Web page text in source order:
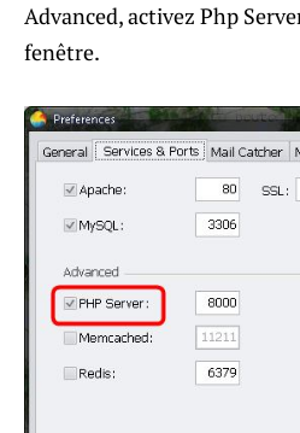
Advanced, activez Php
fenêtre.